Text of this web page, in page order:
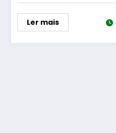
Ler mais